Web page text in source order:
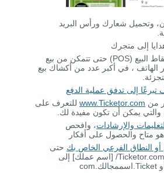
وتحميل شعارك ورأس البريد
إلى متجرك
كن على دراية بصفحة نقاط البيع (POS) حتى تتمكن من بيع
الهاتف ، في أكبر عدد من أكشاك بيع
إلى تدفق عملية الدفع
من www.Ticketor.com للتعرف على
والتي يمكن أن تكون مفيدة لك.
والإرشادات، وافحص
متاح والحصول على أفكار
أو النطاق الفرعي الخاص بك حتى
يتغير عنوان الموقع من Ticketor.com/ [اسم عملك] إلى